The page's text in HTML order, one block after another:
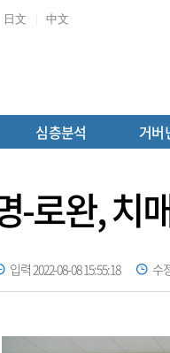
日文 中文
심층분석 거버
-로완, 치
입력 2022-08-08 15:55:18 수